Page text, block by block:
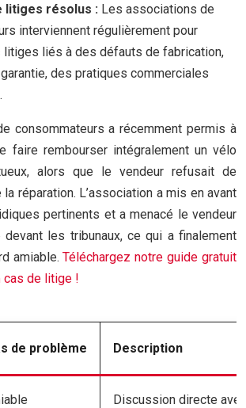
litiges résolus : Les associations de
interviennent régulièrement pour
litiges liés à des défauts de fabrication,
des pratiques commerciales
consommateurs a récemment permis à
faire rembourser intégralement un vélo
alors que le vendeur refusait de
réparation. L’association a mis en avant
pertinents et a menacé le vendeur
devant les tribunaux, ce qui a finalement
amiable.Téléchargez notre guide gratuit
cas de litige !
de problème Description
Discussion directe